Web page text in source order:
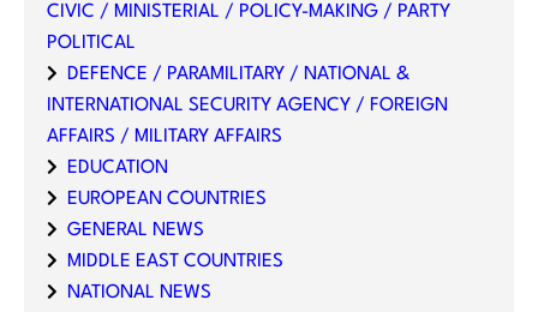
CIVIC / MINISTERIAL / POLICY-MAKING / PARTY
POLITICAL
DEFENCE / PARAMILITARY / NATIONAL &
INTERNATIONAL SECURITY AGENCY / FOREIGN
AFFAIRS / MILITARY AFFAIRS
EDUCATION
EUROPEAN COUNTRIES
GENERAL NEWS
MIDDLE EAST COUNTRIES
NATIONAL NEWS